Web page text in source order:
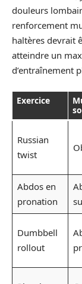
douleurs
renforcement
haltères devrait
atteindre un
d’entraînement
Exercice
Russian
twist
Abdos en
pronation
Dumbbell
rollout